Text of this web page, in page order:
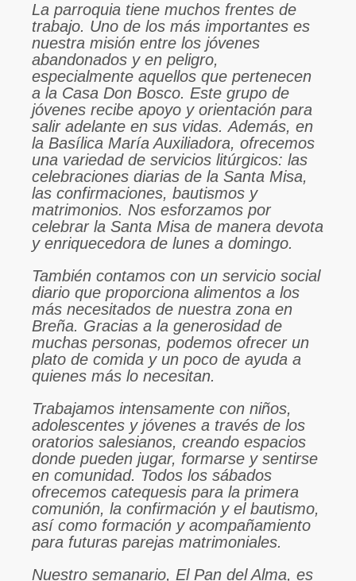
La parroquia tiene muchos frentes de
trabajo. Uno de los más importantes es
nuestra misión entre los jóvenes
abandonados y en peligro,
especialmente aquellos que pertenecen
a la Casa Don Bosco. Este grupo de
jóvenes recibe apoyo y orientación para
salir adelante en sus vidas. Además, en
la Basílica María Auxiliadora, ofrecemos
una variedad de servicios litúrgicos: las
celebraciones diarias de la Santa Misa,
las confirmaciones, bautismos y
matrimonios. Nos esforzamos por
celebrar la Santa Misa de manera devota
y enriquecedora de lunes a domingo.
También contamos con un servicio social
diario que proporciona alimentos a los
más necesitados de nuestra zona en
Breña. Gracias a la generosidad de
muchas personas, podemos ofrecer un
plato de comida y un poco de ayuda a
quienes más lo necesitan.
Trabajamos intensamente con niños,
adolescentes y jóvenes a través de los
oratorios salesianos, creando espacios
donde pueden jugar, formarse y sentirse
en comunidad. Todos los sábados
ofrecemos catequesis para la primera
comunión, la confirmación y el bautismo,
así como formación y acompañamiento
para futuras parejas matrimoniales.
Nuestro semanario, El Pan del Alma, es